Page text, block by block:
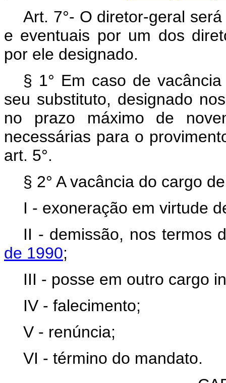
Art. 7°- O diretor-geral
e eventuais por um dos
por ele designado.
§ 1° Em caso de
seu substituto, designado
no prazo máximo de
necessárias para o
art. 5°.
§ 2° A vacância do cargo
I - exoneração em virtude
II - demissão, nos termos
de 1990;
III - posse em outro cargo
IV - falecimento;
V - renúncia;
VI - término do mandato.